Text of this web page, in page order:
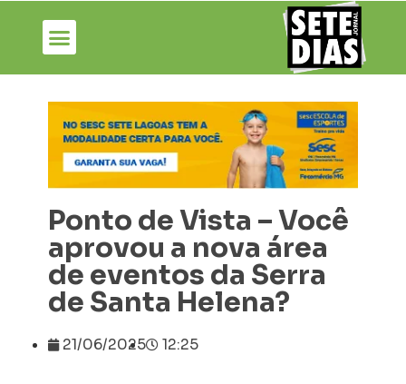
Ponto de Vista – Você
aprovou a nova área
de eventos da Serra
de Santa Helena?
21/06/2025 12:25